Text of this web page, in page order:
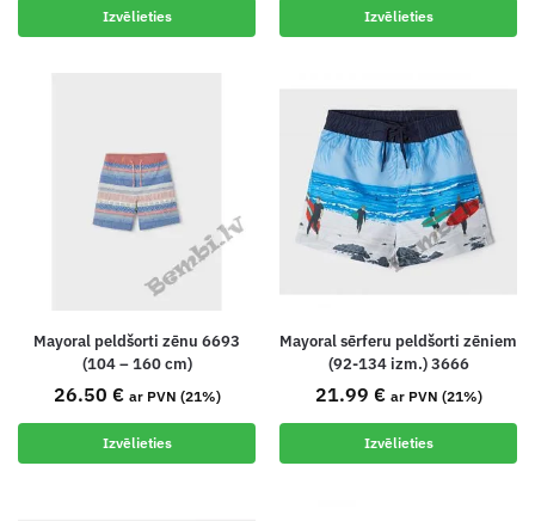
Izvēlieties Izvēlieties
Mayoral peldšorti zēnu 6693
(104 – 160 cm)
26.50 € ar PVN (21%)
Izvēlieties
Mayoral sērferu peldšorti zēniem
(92-134 izm.) 3666
21.99 € ar PVN (21%)
Izvēlieties